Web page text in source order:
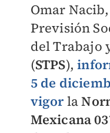
Omar
Previsión
del Trabajo
(STPS),
5 de
vigorla
Mexicana